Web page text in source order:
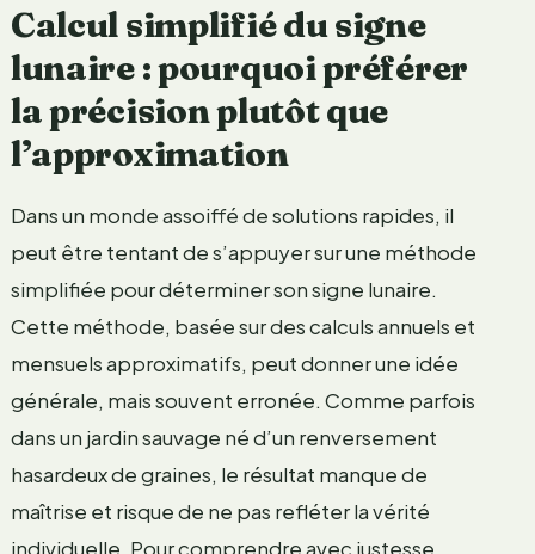
Calcul simplifié du signe
lunaire : pourquoi préférer
la précision plutôt que
l’approximation
Dans un monde assoiffé de solutions rapides, il
peut être tentant de s’appuyer sur une méthode
simplifiée pour déterminer son signe lunaire.
Cette méthode, basée sur des calculs annuels et
mensuels approximatifs, peut donner une idée
générale, mais souvent erronée. Comme parfois
dans un jardin sauvage né d’un renversement
hasardeux de graines, le résultat manque de
maîtrise et risque de ne pas refléter la vérité
individuelle. Pour comprendre avec justesse